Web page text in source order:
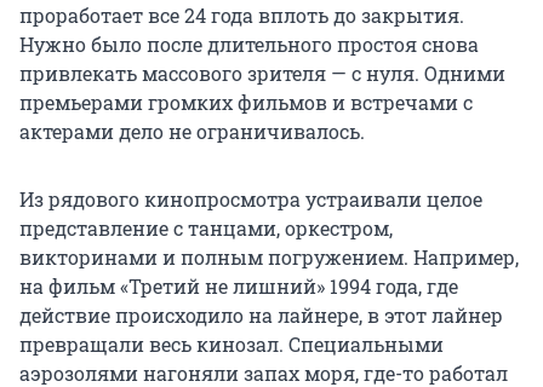
проработает все 24 года вплоть до закрытия.
Нужно было после длительного простоя снова
привлекать массового зрителя — с нуля. Одними
премьерами громких фильмов и встречами с
актерами дело не ограничивалось.
Из рядового кинопросмотра устраивали целое
представление с танцами, оркестром,
викторинами и полным погружением. Например,
на фильм «Третий не лишний» 1994 года, где
действие происходило на лайнере, в этот лайнер
превращали весь кинозал. Специальными
аэрозолями нагоняли запах моря, где-то работал